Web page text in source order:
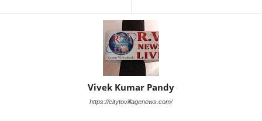
Vivek Kumar Pandy
https://citytovillagenews.com/